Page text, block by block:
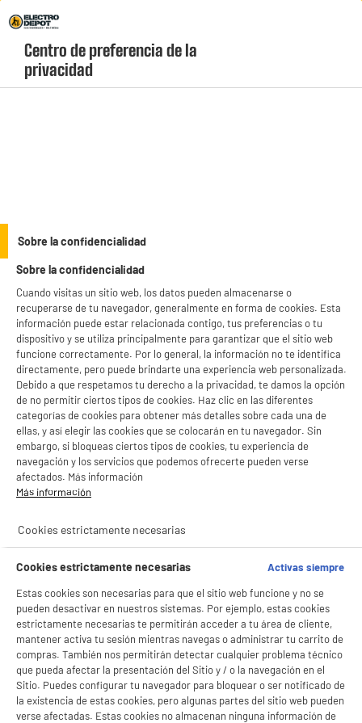
Menú
geolocation-header-icon-text
account
Cristal Negro Clase D
Centro de preferencia de la
privacidad
Sobre la confidencialidad
Sobre la confidencialidad
Cuando visitas un sitio web, los datos pueden almacenarse o
recuperarse de tu navegador, generalmente en forma de cookies. Esta
información puede estar relacionada contigo, tus preferencias o tu
dispositivo y se utiliza principalmente para garantizar que el sitio web
funcione correctamente. Por lo general, la información no te identifica
directamente, pero puede brindarte una experiencia web personalizada.
Debido a que respetamos tu derecho a la privacidad, te damos la opción
de no permitir ciertos tipos de cookies. Haz clic en las diferentes
categorías de cookies para obtener más detalles sobre cada una de
ellas, y así elegir las cookies que se colocarán en tu navegador. Sin
embargo, si bloqueas ciertos tipos de cookies, tu experiencia de
navegación y los servicios que podemos ofrecerte pueden verse
afectados. Más información
Más información
Cookies estrictamente necesarias
Cookies estrictamente necesarias
Activas siempre
Estas cookies son necesarias para que el sitio web funcione y no se
pueden desactivar en nuestros sistemas. Por ejemplo, estas cookies
estrictamente necesarias te permitirán acceder a tu área de cliente,
mantener activa tu sesión mientras navegas o administrar tu carrito de
compras. También nos permitirán detectar cualquier problema técnico
que pueda afectar la presentación del Sitio y / o la navegación en el
Sitio. Puedes configurar tu navegador para bloquear o ser notificado de
la existencia de estas cookies, pero algunas partes del sitio web pueden
verse afectadas. Estas cookies no almacenan ninguna información de